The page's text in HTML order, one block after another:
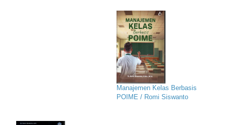
Manajemen Kelas Berbasis
POIME / Romi Siswanto